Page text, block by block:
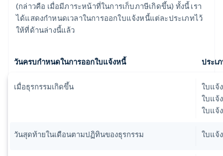
(กล่าวคือ เมื่อมีภาระหน้าที่ในการเก็บภาษีเกิดขึ้น) ทั้งนี้ เรา
ได้แสดงกำหนดเวลาในการออกใบแจ้งหนี้แต่ละประเภทไว้
ให้ที่ด้านล่างนี้แล้ว
วันครบกำหนดในการออกใบแจ้งหนี้ ประเ
เมื่อธุรกรรมเกิดขึ้น
ใบแจ้
ใบแจ้
ใบแจ้
วันสุดท้ายในเดือนตามปฏิทินของธุรกรรม ใบแจ้